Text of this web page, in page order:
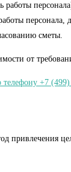
работы
сметы.
от
телефону +7
привлечения